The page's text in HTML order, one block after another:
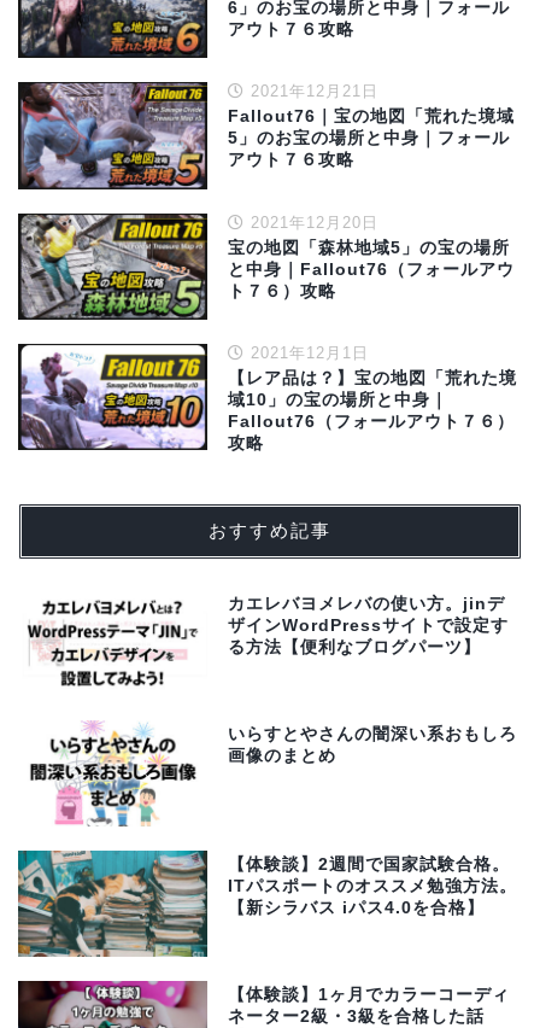
6」のお宝の場所と中身｜フォール
アウト７６攻略
2021年12月21日
Fallout76｜宝の地図「荒れた境域
5」のお宝の場所と中身｜フォール
アウト７６攻略
2021年12月20日
宝の地図「森林地域5」の宝の場所
と中身｜Fallout76（フォールアウ
ト７６）攻略
2021年12月1日
【レア品は？】宝の地図「荒れた境
域10」の宝の場所と中身｜
Fallout76（フォールアウト７６）
攻略
おすすめ記事
カエレバヨメレバの使い方。jinデ
ザインWordPressサイトで設定す
る方法【便利なブログパーツ】
いらすとやさんの闇深い系おもしろ
画像のまとめ
【体験談】2週間で国家試験合格。
ITパスポートのオススメ勉強方法。
【新シラバス iパス4.0を合格】
【体験談】1ヶ月でカラーコーディ
ネーター2級・3級を合格した話